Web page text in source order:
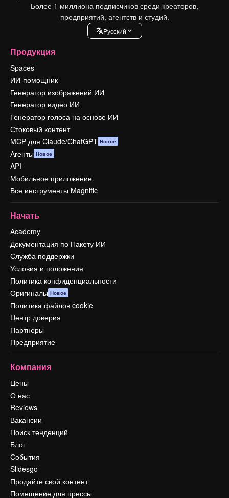
Более 1 миллиона подписчиков среди креаторов,
предприятий, агентств и студий.
Pусский
Продукция
Spaces
ИИ-помощник
Генератор изображений ИИ
Генератор видео ИИ
Генератор голоса на основе ИИ
Стоковый контент
MCP для Claude/ChatGPT Новое
Агенты Новое
API
Мобильное приложение
Все инструменты Magnific
Начать
Academy
Документация по Пакету ИИ
Служба поддержки
Условия и положения
Политика конфиденциальности
Оригиналы Новое
Политика файлов cookie
Центр доверия
Партнеры
Предприятие
Компания
Цены
О нас
Reviews
Вакансии
Поиск тенденций
Блог
События
Slidesgo
Продайте свой контент
Помещение для прессы